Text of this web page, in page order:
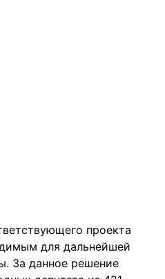
проекта
для дальнейшей
За данное решение